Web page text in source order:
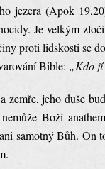
jezera (Apok
Je velkým
proti lidskosti se
Bible: „Kdo jí
zemře, jeho duše
Boží
samotný Bůh. On